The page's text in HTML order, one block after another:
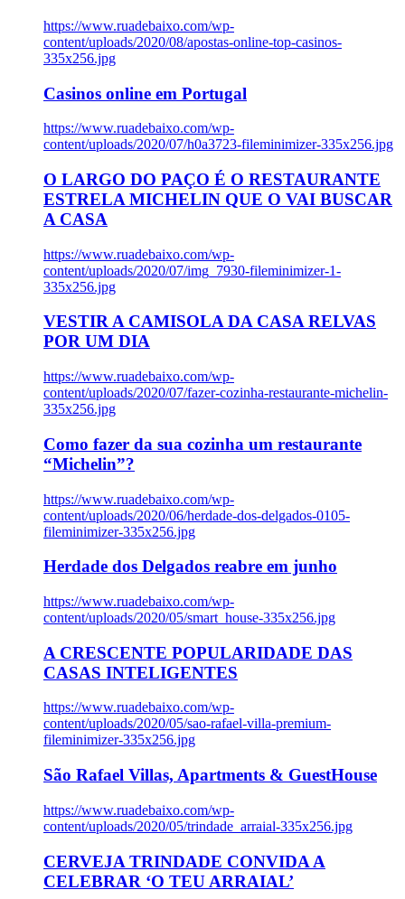
https://www.ruadebaixo.com/wp-
content/uploads/2020/08/apostas-online-top-casinos-
335x256.jpg
Casinos online em Portugal
https://www.ruadebaixo.com/wp-
content/uploads/2020/07/h0a3723-fileminimizer-335x256.jpg
O LARGO DO PAÇO É O RESTAURANTE
ESTRELA MICHELIN QUE O VAI BUSCAR
A CASA
https://www.ruadebaixo.com/wp-
content/uploads/2020/07/img_7930-fileminimizer-1-
335x256.jpg
VESTIR A CAMISOLA DA CASA RELVAS
POR UM DIA
https://www.ruadebaixo.com/wp-
content/uploads/2020/07/fazer-cozinha-restaurante-michelin-
335x256.jpg
Como fazer da sua cozinha um restaurante
“Michelin”?
https://www.ruadebaixo.com/wp-
content/uploads/2020/06/herdade-dos-delgados-0105-
fileminimizer-335x256.jpg
Herdade dos Delgados reabre em junho
https://www.ruadebaixo.com/wp-
content/uploads/2020/05/smart_house-335x256.jpg
A CRESCENTE POPULARIDADE DAS
CASAS INTELIGENTES
https://www.ruadebaixo.com/wp-
content/uploads/2020/05/sao-rafael-villa-premium-
fileminimizer-335x256.jpg
São Rafael Villas, Apartments & GuestHouse
https://www.ruadebaixo.com/wp-
content/uploads/2020/05/trindade_arraial-335x256.jpg
CERVEJA TRINDADE CONVIDA A
CELEBRAR ‘O TEU ARRAIAL’